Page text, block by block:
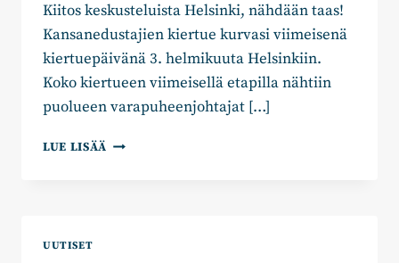
Kiitos keskusteluista Helsinki, nähdään taas!
Kansanedustajien kiertue kurvasi viimeisenä
kiertuepäivänä 3. helmikuuta Helsinkiin.
Koko kiertueen viimeisellä etapilla nähtiin
puolueen varapuheenjohtajat […]
LUE LISÄÄ KOKOOMUKSEN
UUTISET